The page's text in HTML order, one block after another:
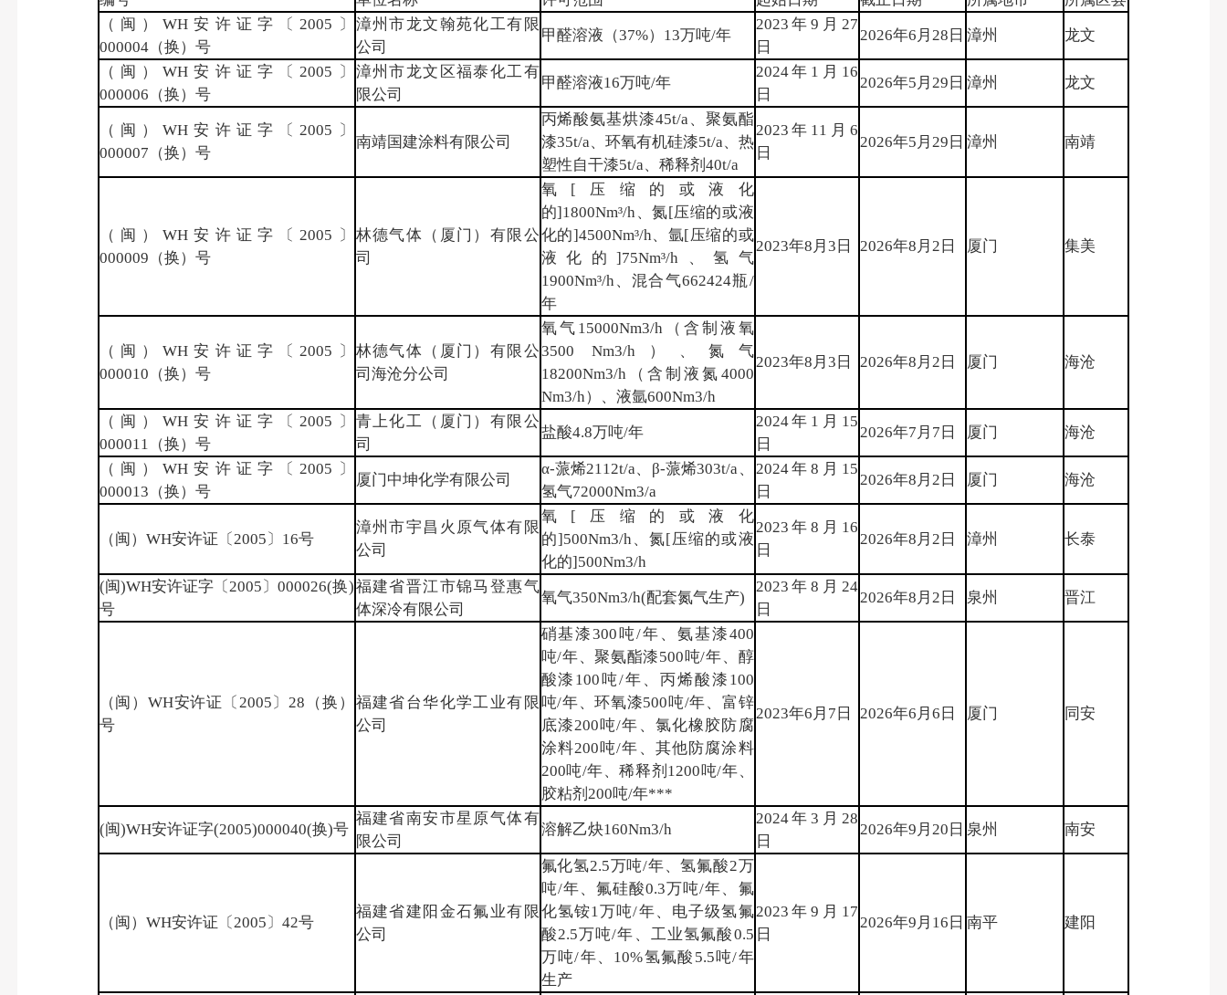
（闽）WH安许证字〔2005〕
000004（换）号
漳州市龙文翰苑化工有限
公司
甲醛溶液（37%）13万吨/年
2023年9月27
日
2026年6月28日 漳州 龙文
（闽）WH安许证字〔2005〕
000006（换）号
漳州市龙文区福泰化工有
限公司
甲醛溶液16万吨/年
2024年1月16
日
2026年5月29日 漳州 龙文
（闽）WH安许证字〔2005〕
000007（换）号
南靖国建涂料有限公司
丙烯酸氨基烘漆45t/a、聚氨酯
漆35t/a、环氧有机硅漆5t/a、热
塑性自干漆5t/a、稀释剂40t/a
2023年11月6
日
2026年5月29日 漳州 南靖
（闽）WH安许证字〔2005〕
000009（换）号
林德气体（厦门）有限公
司
氧[压缩的或液化
的]1800Nm³/h、氮[压缩的或液
化的]4500Nm³/h、氩[压缩的或
液化的]75Nm³/h、氢气
1900Nm³/h、混合气662424瓶/
年
2023年8月3日 2026年8月2日 厦门 集美
（闽）WH安许证字〔2005〕
000010（换）号
林德气体（厦门）有限公
司海沧分公司
氧气15000Nm3/h（含制液氧
3500 Nm3/h）、氮气
18200Nm3/h（含制液氮4000
Nm3/h）、液氩600Nm3/h
2023年8月3日 2026年8月2日 厦门 海沧
（闽）WH安许证字〔2005〕
000011（换）号
青上化工（厦门）有限公
司
盐酸4.8万吨/年
2024年1月15
日
2026年7月7日 厦门 海沧
（闽）WH安许证字〔2005〕
000013（换）号
厦门中坤化学有限公司
α-蒎烯2112t/a、β-蒎烯303t/a、
氢气72000Nm3/a
2024年8月15
日
2026年8月2日 厦门 海沧
（闽）WH安许证〔2005〕16号
漳州市宇昌火原气体有限
公司
氧[压缩的或液化
的]500Nm3/h、氮[压缩的或液
化的]500Nm3/h
2023年8月16
日
2026年8月2日 漳州 长泰
(闽)WH安许证字〔2005〕000026(换)
号
福建省晋江市锦马登惠气
体深冷有限公司
氧气350Nm3/h(配套氮气生产)
2023年8月24
日
2026年8月2日 泉州 晋江
（闽）WH安许证〔2005〕28（换）
号
福建省台华化学工业有限
公司
硝基漆300吨/年、氨基漆400
吨/年、聚氨酯漆500吨/年、醇
酸漆100吨/年、丙烯酸漆100
吨/年、环氧漆500吨/年、富锌
底漆200吨/年、氯化橡胶防腐
涂料200吨/年、其他防腐涂料
200吨/年、稀释剂1200吨/年、
胶粘剂200吨/年***
2023年6月7日 2026年6月6日 厦门 同安
(闽)WH安许证字(2005)000040(换)号
福建省南安市星原气体有
限公司
溶解乙炔160Nm3/h
2024年3月28
日
2026年9月20日 泉州 南安
（闽）WH安许证〔2005〕42号
福建省建阳金石氟业有限
公司
氟化氢2.5万吨/年、氢氟酸2万
吨/年、氟硅酸0.3万吨/年、氟
化氢铵1万吨/年、电子级氢氟
酸2.5万吨/年、工业氢氟酸0.5
万吨/年、10%氢氟酸5.5吨/年
生产
2023年9月17
日
2026年9月16日 南平 建阳